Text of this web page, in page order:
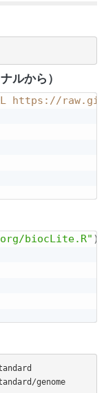
ルから）
https://
biocLite.R" )
genome